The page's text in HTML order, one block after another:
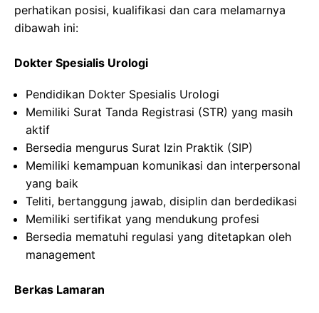
perhatikan posisi, kualifikasi dan cara melamarnya
dibawah ini:
Dokter Spesialis Urologi
Pendidikan Dokter Spesialis Urologi
Memiliki Surat Tanda Registrasi (STR) yang masih
aktif
Bersedia mengurus Surat Izin Praktik (SIP)
Memiliki kemampuan komunikasi dan interpersonal
yang baik
Teliti, bertanggung jawab, disiplin dan berdedikasi
Memiliki sertifikat yang mendukung profesi
Bersedia mematuhi regulasi yang ditetapkan oleh
management
Berkas Lamaran